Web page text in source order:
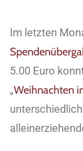
Im letzten
5.00 Euro
„Weihnachten